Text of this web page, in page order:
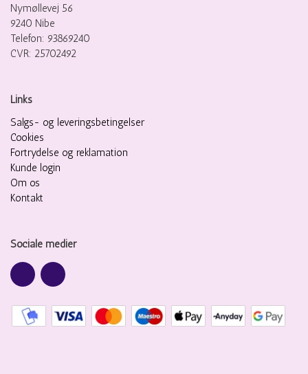
Nymøllevej 56
9240 Nibe
Telefon: 93869240
CVR: 25702492
Links
Salgs- og leveringsbetingelser
Cookies
Fortrydelse og reklamation
Kunde login
Om os
Kontakt
Sociale medier